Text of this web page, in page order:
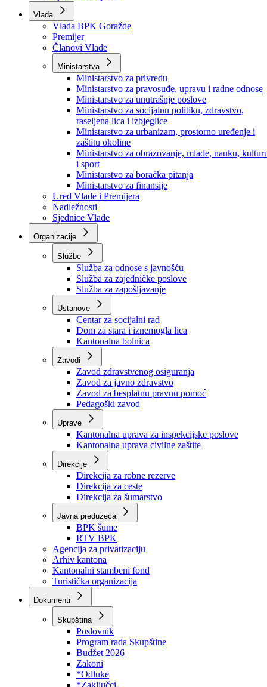
Stručna služba skupštine
Nadležnosti
Sjednice skupštine
Vlada
Vlada BPK Goražde
Premijer
Članovi Vlade
Ministarstva
Ministarstvo za privredu
Ministarstvo za pravosuđe, upravu i radne odnose
Ministarstvo za unutrašnje poslove
Ministarstvo za socijalnu politiku, zdravstvo,
raseljena lica i izbjeglice
Ministarstvo za urbanizam, prostorno uređenje i
zaštitu okoline
Ministarstvo za obrazovanje, mlade, nauku,
i sport
Ministarstvo za boračka pitanja
Ministarstvo za finansije
Ured Vlade i Premijera
Nadležnosti
Sjednice Vlade
Organizacije
Službe
Služba za odnose s javnošću
Služba za zajedničke poslove
Služba za zapošljavanje
Ustanove
Centar za socijalni rad
Dom za stara i iznemogla lica
Kantonalna bolnica
Zavodi
Zavod zdravstvenog osiguranja
Zavod za javno zdravstvo
Zavod za besplatnu pravnu pomoć
Pedagoški zavod
Kantonalna uprava za inspekcijske poslove
Kantonalna uprava civilne zaštite
Direkcije
Direkcija za robne rezerve
Direkcija za ceste
Direkcija za šumarstvo
Javna preduzeća
BPK šume
RTV BPK
Agencija za privatizaciju
Arhiv kantona
Kantonalni stambeni fond
Turistička organizacija
Dokumenti
Skupština
Poslovnik
Program rada Skupštine
Budžet 2026